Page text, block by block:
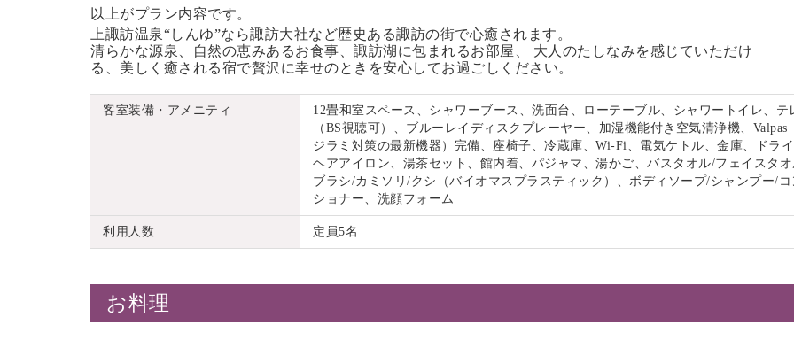
以上がプラン内容です。
上諏訪温泉“しんゆ”なら諏訪大社など歴史ある諏訪の街で心癒されます。
清らかな源泉、自然の恵みあるお食事、諏訪湖に包まれるお部屋、 大人のたしなみを感じていただけ
る、美しく癒される宿で贅沢に幸せのときを安心してお過ごしください。
客室装備・アメニティ
12畳和室スペース、シャワーブース、洗面台、ローテーブル、シャワートイレ、テ
（BS視聴可）、ブルーレイディスクプレーヤー、加湿機能付き空気清浄機、Valpas
ジラミ対策の最新機器）完備、座椅子、冷蔵庫、Wi-Fi、電気ケトル、金庫、ドライ
ヘアアイロン、湯茶セット、館内着、パジャマ、湯かご、バスタオル/フェイスタ
ブラシ/カミソリ/クシ（バイオマスプラスティック）、ボディソープ/シャンプー/コ
ショナー、洗顔フォーム
利用人数 定員5名
お料理